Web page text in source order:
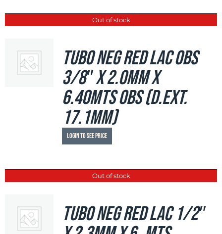
Out of stock
Tubo Neg Red LAC OBS
3/8″ x 2.0mm x
6.40mts OBS (d.ext.
17.1mm)
Login to see price
Out of stock
Tubo Neg Red LAC 1/2″